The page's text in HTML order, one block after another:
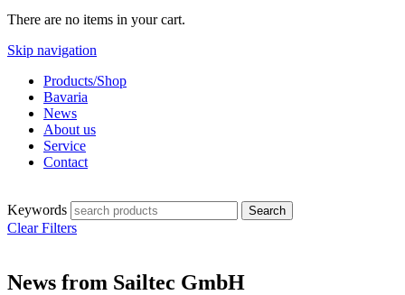
There are no items in your cart.
Skip navigation
Products/Shop
Bavaria
News
About us
Service
Contact
Keywords
Clear Filters
News from Sailtec GmbH